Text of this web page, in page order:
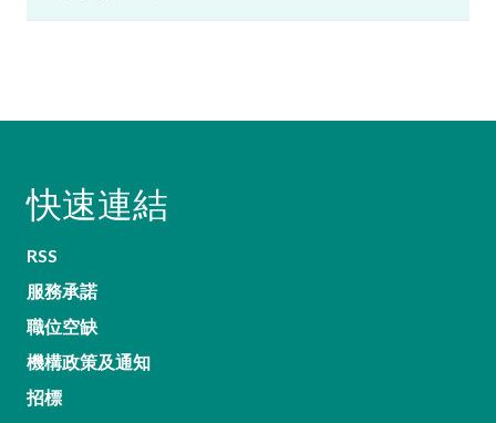
快速連結
RSS
服務承諾
職位空缺
機構政策及通知
招標